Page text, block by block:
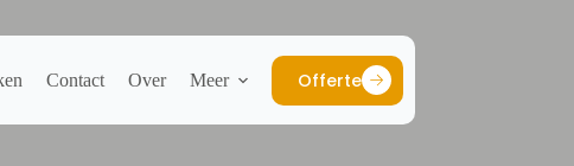
Contact Over Meer Offerte